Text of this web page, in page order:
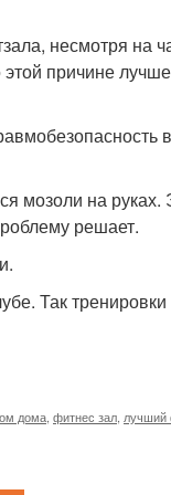
несмотря на
причине
мозоли на руках.
решает.
Так
дома фитнес зал лучший